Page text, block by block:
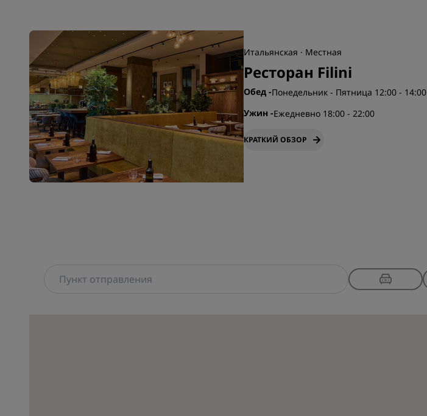
Итальянская · Местная
Ресторан Filini
Обед -Понедельник - Пятница 12:00 - 14:00
Ужин -Ежедневно 18:00 - 22:00
КРАТКИЙ ОБЗОР